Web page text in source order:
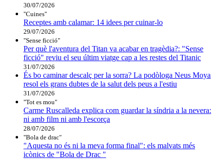
30/07/2026
"Cuines"
Receptes amb calamar: 14 idees per cuinar-lo
29/07/2026
"Sense ficció"
Per què l'aventura del Titan va acabar en tragèdia?: "Sense
ficció" reviu el seu últim viatge cap a les restes del Titanic
31/07/2026
És bo caminar descalç per la sorra? La podòloga Neus Moya
resol els grans dubtes de la salut dels peus a l'estiu
31/07/2026
"Tot es mou"
Carme Ruscalleda explica com guardar la síndria a la nevera:
ni amb film ni amb l'escorça
28/07/2026
"Bola de drac"
"Aquesta no és ni la meva forma final": els malvats més
icònics de "Bola de Drac "